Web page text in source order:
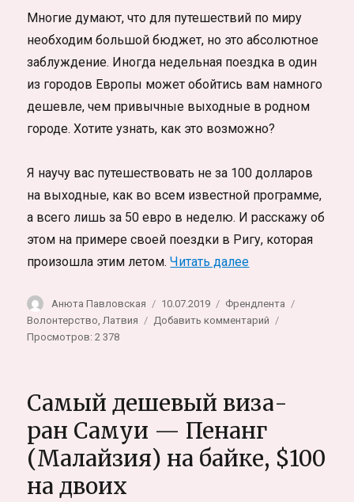
Многие думают, что для путешествий по миру
необходим большой бюджет, но это абсолютное
заблуждение. Иногда недельная поездка в один
из городов Европы может обойтись вам намного
дешевле, чем привычные выходные в родном
городе. Хотите узнать, как это возможно?
Я научу вас путешествовать не за 100 долларов
на выходные, как во всем известной программе,
а всего лишь за 50 евро в неделю. И расскажу об
этом на примере своей поездки в Ригу, которая
произошла этим летом.Читать далее«Латвия, Рига.
Автор
Анюта Павловская Опубликовано
10.07.2019 Рубрики
Френдлента
Волонтерство,Латвия Добавить комментарий
и
50
евро
Просмотров: 2 378
Самый дешевый виза-
ран Самуи — Пенанг
(Малайзия) на байке, $100
на двоих